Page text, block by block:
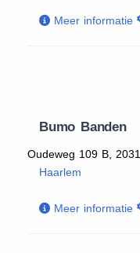
Meer informatie
Bumo Banden
Oudeweg 109 B,
Haarlem
Meer informatie